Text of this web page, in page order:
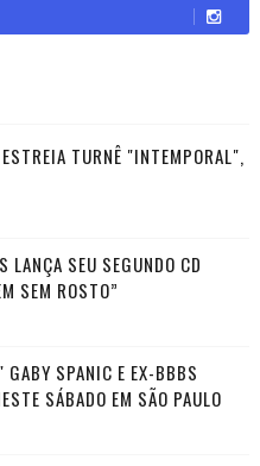
TURNÊ "INTEMPORAL",
LANÇA SEU SEGUNDO CD
SEM ROSTO”
GABY SPANIC E EX-BBBS
SÁBADO EM SÃO PAULO